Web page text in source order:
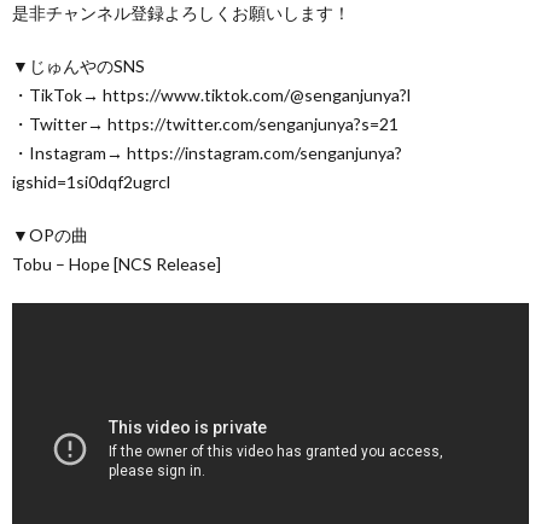
是非チャンネル登録よろしくお願いします！
▼じゅんやのSNS
・TikTok→ https://www.tiktok.com/@senganjunya?l ​
・Twitter→ https://twitter.com/senganjunya?s=21​
・Instagram→ https://instagram.com/senganjunya?
igshid=1si0dqf2ugrcl
▼OPの曲
Tobu – Hope [NCS Release]